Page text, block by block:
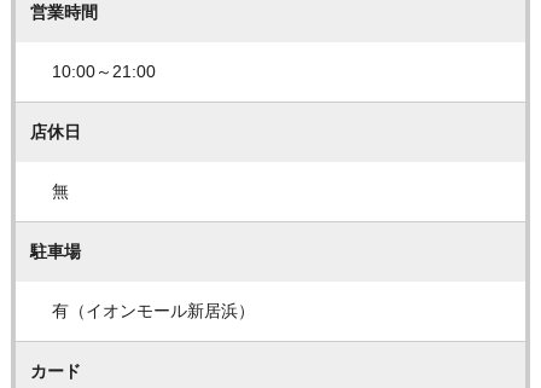
営業時間
10:00～21:00
店休日
無
駐車場
有（イオンモール新居浜）
カード